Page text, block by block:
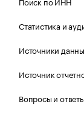
Статистика и
Источники
Источник
Вопросы и ответы